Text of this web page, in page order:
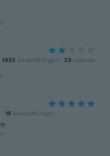
1032 beoordelingen · 23 uploads
· 15 beoordelingen